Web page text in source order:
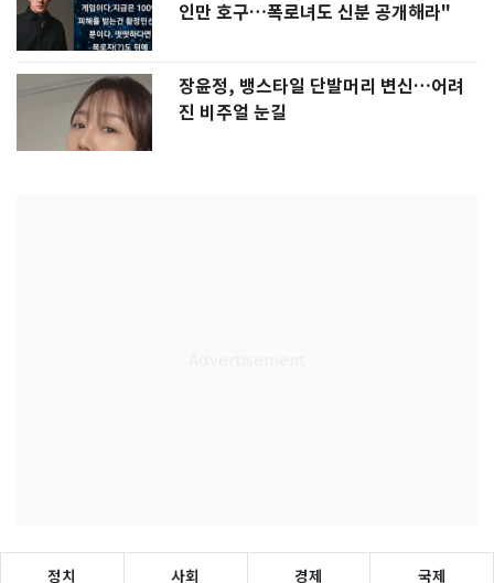
인만 호구…폭로녀도 신분 공개해라"
장윤정, 뱅스타일 단발머리 변신…어려
진 비주얼 눈길
정치 사회 경제 국제